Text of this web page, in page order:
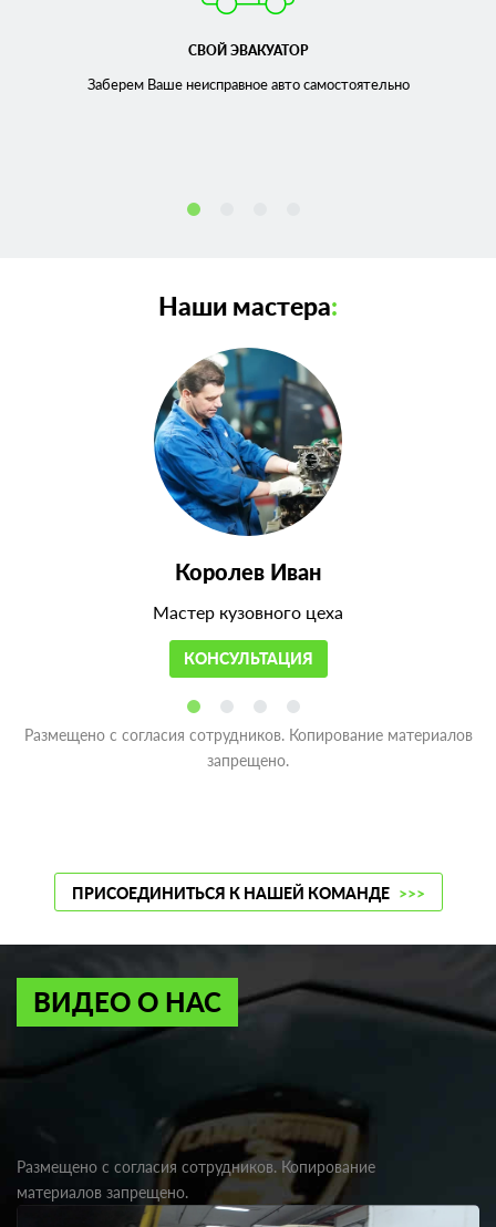
СВОЙ ЭВАКУАТОР
Заберем Ваше неисправноеавто самостоятельно
Наши мастера:
Королев Иван
Мастер кузовного цеха
КОНСУЛЬТАЦИЯ
Размещено с согласия сотрудников. Копирование материалов
запрещено.
ПРИСОЕДИНИТЬСЯ К НАШЕЙ КОМАНДЕ >>>
ВИДЕО О НАС
Размещено с согласия сотрудников. Копирование
материалов запрещено.